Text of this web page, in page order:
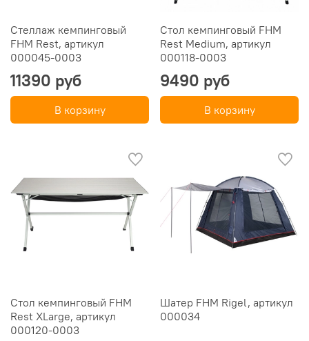
Стеллаж кемпинговый
FHM Rest, артикул
000045-0003
11390 руб
В корзину
Стол кемпинговый FHM
Rest Medium, артикул
000118-0003
9490 руб
В корзину
Стол кемпинговый FHM
Rest XLarge, артикул
000120-0003
Шатер FHM Rigel, артикул
000034